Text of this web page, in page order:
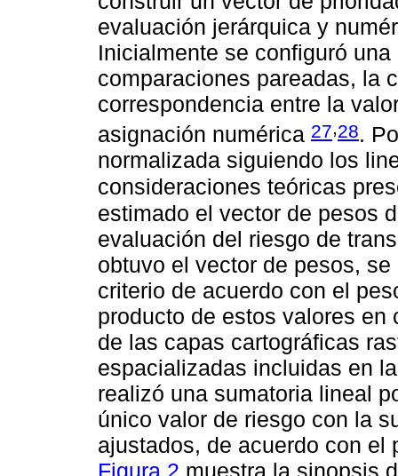
evaluación jerárquica y
Inicialmente se configuró
comparaciones pareadas, la
correspondencia entre la
asignación numérica 27,28.
normalizada siguiendo los
consideraciones teóricas
estimado el vector de pesos
evaluación del riesgo de
obtuvo el vector de pesos,
criterio de acuerdo con el
producto de estos valores
de las capas cartográficas
espacializadas incluidas en
realizó una sumatoria lineal
único valor de riesgo con la
ajustados, de acuerdo con el
Figura 2 muestra la sinopsis